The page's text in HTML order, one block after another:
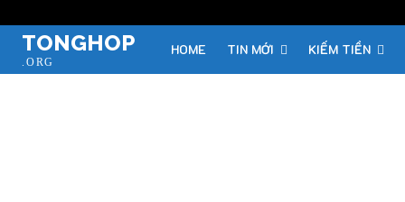
TONGHOP
.ORG
HOME TIN MỚI KIẾM TIỀN